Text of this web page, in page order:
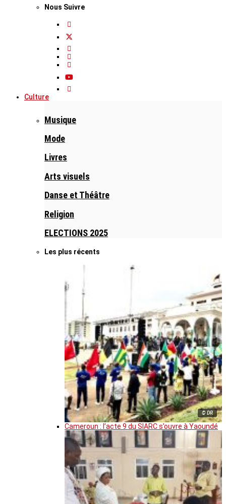
Nous Suivre
Culture
Musique
Mode
Livres
Arts visuels
Danse et Théâtre
Religion
ELECTIONS 2025
Les plus récents
© DR
Cameroun : l’acte 9 du SIARC s’ouvre à Yaoundé